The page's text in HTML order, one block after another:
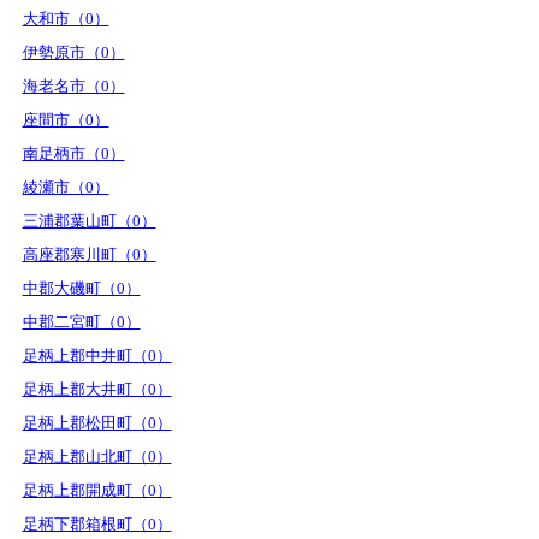
大和市（0）
伊勢原市（0）
海老名市（0）
座間市（0）
南足柄市（0）
綾瀬市（0）
三浦郡葉山町（0）
高座郡寒川町（0）
中郡大磯町（0）
中郡二宮町（0）
足柄上郡中井町（0）
足柄上郡大井町（0）
足柄上郡松田町（0）
足柄上郡山北町（0）
足柄上郡開成町（0）
足柄下郡箱根町（0）